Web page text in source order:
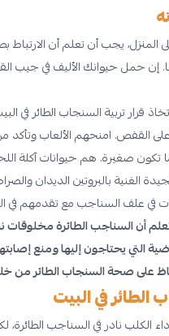
يجب أن تعلم أن الارتباط
إن حمل حيوانك الأليف في جيب
قرار تربية السنجاب الطائر في
القفص. امنحهم الألعاب
صغيرة. هم حيوانات آكلة
الغنية بالبروتين الديدان
في علف السناجب مع تقدمهم في
أن السناجب الطائرة
التي يحتاجون إليها ومنع
على صحة السنجاب الطائر
في البيت
الكلب نادر في السناجب